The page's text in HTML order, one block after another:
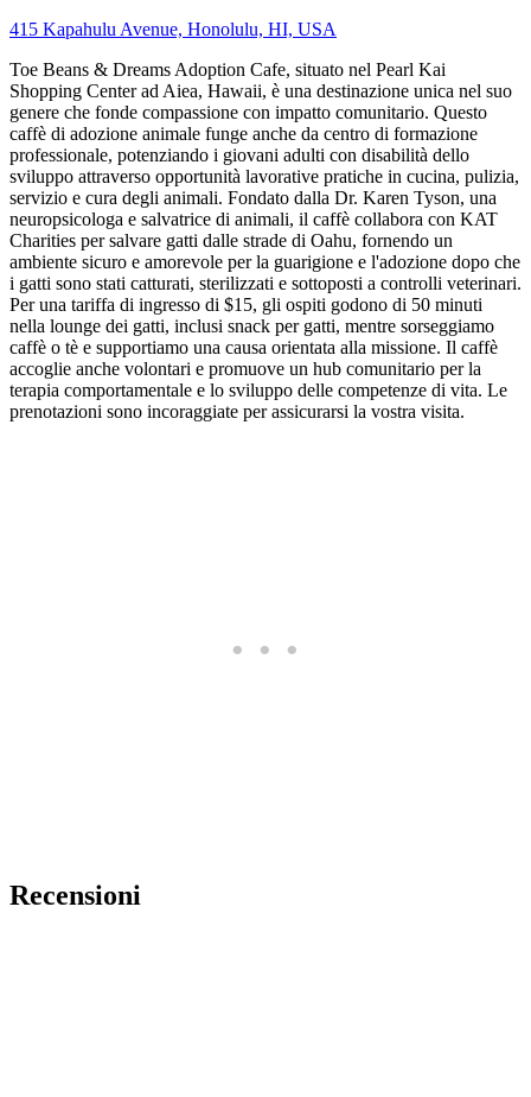
415 Kapahulu Avenue, Honolulu, HI, USA
Toe Beans & Dreams Adoption Cafe, situato nel Pearl Kai
Shopping Center ad Aiea, Hawaii, è una destinazione unica nel suo
genere che fonde compassione con impatto comunitario. Questo
caffè di adozione animale funge anche da centro di formazione
professionale, potenziando i giovani adulti con disabilità dello
sviluppo attraverso opportunità lavorative pratiche in cucina, pulizia,
servizio e cura degli animali. Fondato dalla Dr. Karen Tyson, una
neuropsicologa e salvatrice di animali, il caffè collabora con KAT
Charities per salvare gatti dalle strade di Oahu, fornendo un
ambiente sicuro e amorevole per la guarigione e l'adozione dopo che
i gatti sono stati catturati, sterilizzati e sottoposti a controlli veterinari.
Per una tariffa di ingresso di $15, gli ospiti godono di 50 minuti
nella lounge dei gatti, inclusi snack per gatti, mentre sorseggiamo
caffè o tè e supportiamo una causa orientata alla missione. Il caffè
accoglie anche volontari e promuove un hub comunitario per la
terapia comportamentale e lo sviluppo delle competenze di vita. Le
prenotazioni sono incoraggiate per assicurarsi la vostra visita.
Recensioni